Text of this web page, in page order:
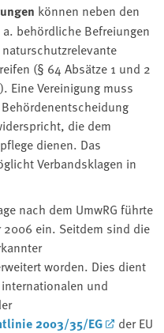
können neben den
behördliche Befreiungen
(§ 64 Absätze 1 und 2
Eine Vereinigung muss
die dem
dienen. Das
Verbandsklagen in
nach dem UmwRG führte
2006 ein. Seitdem sind die
worden. Dies dient
und
2003/35/EG
der EU